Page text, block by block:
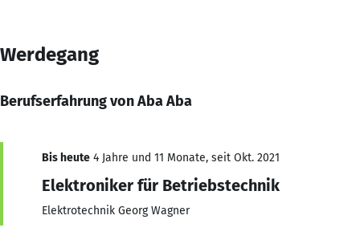
Werdegang
Berufserfahrung von Aba Aba
Bis heute 4 Jahre und 11 Monate, seit Okt. 2021
Elektroniker für Betriebstechnik
Elektrotechnik Georg Wagner